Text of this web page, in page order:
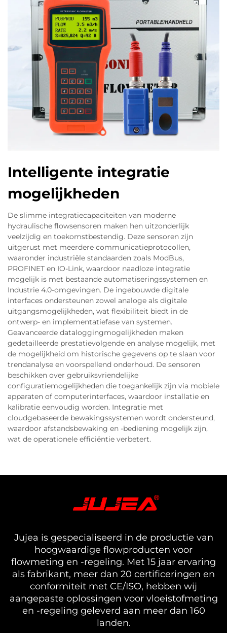
Intelligente integratie
mogelijkheden
De slimme integratiecapaciteiten van moderne
hydraulische flowsensoren maken hen uitzonderlijk
veelzijdig en toekomstbestendig. Deze sensoren zijn
uitgerust met meerdere communicatieprotocollen,
waaronder industriële standaarden zoals ModBus,
PROFINET en IO-Link, waardoor naadloze integratie
mogelijk is met bestaande automatiseringssystemen en
Industrie 4.0-omgevingen. De ingebouwde digitale
interfaces ondersteunen zowel analoge als digitale
uitgangsmogelijkheden, wat flexibiliteit biedt in de
ontwerp- en implementatiefase van systemen.
Geavanceerde dataloggingmogelijkheden maken
gedetailleerde prestatievolgende en analyse mogelijk, met
de mogelijkheid om historische gegevens op te slaan voor
trendanalyse en voorspellend onderhoud. De sensoren
beschikken over gebruiksvriendelijke
configuratiemogelijkheden die toegankelijk zijn via mobiele
apparaten of computerinterfaces, waardoor installatie en
kalibratie eenvoudig worden. Integratie met
cloudgebaseerde bewakingssystemen wordt ondersteund,
waardoor afstandsbewaking en -bediening mogelijk zijn,
wat de operationele efficiëntie verbetert.
Jujea is gespecialiseerd in de productie van
hoogwaardige flowproducten voor
flowmeting en -regeling. Met 15 jaar ervaring
als fabrikant, meer dan 20 certificeringen en
conformiteit met CE/ISO, hebben wij
aangepaste oplossingen voor vloeistofmeting
en -regeling geleverd aan meer dan 160
landen.